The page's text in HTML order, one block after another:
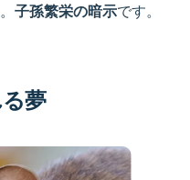
子孫繁栄の暗示です。
夢